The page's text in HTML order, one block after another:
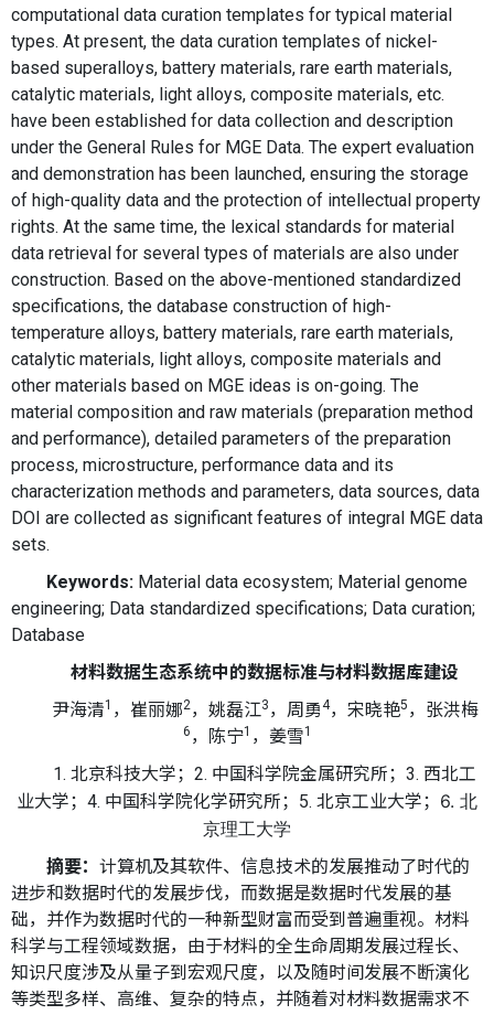
computational data curation templates for typical material
types. At present, the data curation templates of nickel-
based superalloys, battery materials, rare earth materials,
catalytic materials, light alloys, composite materials, etc.
have been established for data collection and description
under the General Rules for MGE Data. The expert evaluation
and demonstration has been launched, ensuring the storage
of high-quality data and the protection of intellectual property
rights. At the same time, the lexical standards for material
data retrieval for several types of materials are also under
construction. Based on the above-mentioned standardized
specifications, the database construction of high-
temperature alloys, battery materials, rare earth materials,
catalytic materials, light alloys, composite materials and
other materials based on MGE ideas is on-going. The
material composition and raw materials (preparation method
and performance), detailed parameters of the preparation
process, microstructure, performance data and its
characterization methods and parameters, data sources, data
DOI are collected as significant features of integral MGE data
sets.
Keywords: Material data ecosystem; Material genome
engineering; Data standardized specifications; Data curation;
Database
材料数据生态系统中的数据标准与材料数据库建设
尹海清1 ，崔丽娜2，姚磊江3 ，周勇 4，宋晓艳5 ，张洪梅
6 ，陈宁1 ，姜雪1
1. 北京科技大学；2. 中国科学院金属研究所；3. 西北工
业大学；4. 中国科学院化学研究所；5. 北京工业大学； 6. 北
京理工大学
摘要： 计算机及其软件、信息技术的发展推动了时代的
进步和数据时代的发展步伐，而数据是数据时代发展的基
础，并作为数据时代的一种新型财富而受到普遍重视。材料
科学与工程领域数据，由于材料的全生命周期发展过程长、
知识尺度涉及从量子到宏观尺度，以及随时间发展不断演化
等类型多样、高维、复杂的特点，并随着对材料数据需求不